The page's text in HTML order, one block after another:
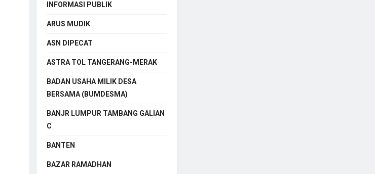
INFORMASI PUBLIK
ARUS MUDIK
ASN DIPECAT
ASTRA TOL TANGERANG-MERAK
BADAN USAHA MILIK DESA
BERSAMA (BUMDESMA)
BANJR LUMPUR TAMBANG GALIAN
C
BANTEN
BAZAR RAMADHAN